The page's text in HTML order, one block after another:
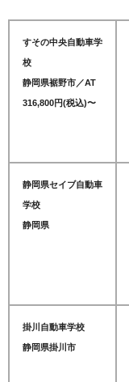
すその中央自動車学
校
静岡県裾野市／AT
316,800円(税込)〜
静岡県セイブ自動車
学校
静岡県
掛川自動車学校
静岡県掛川市